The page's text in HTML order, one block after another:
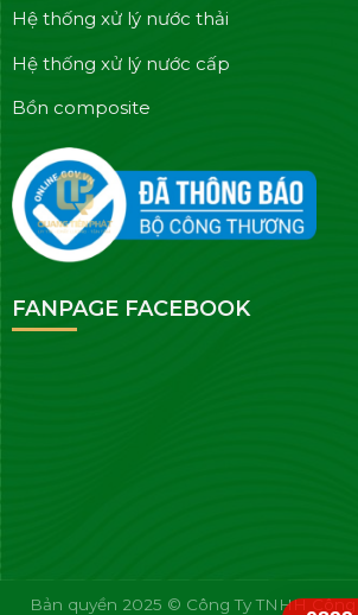
Hệ thống xử lý nước thải
Hệ thống xử lý nước cấp
Bồn composite
FANPAGE FACEBOOK
Bản quyền 2025 © Công Ty TNHH